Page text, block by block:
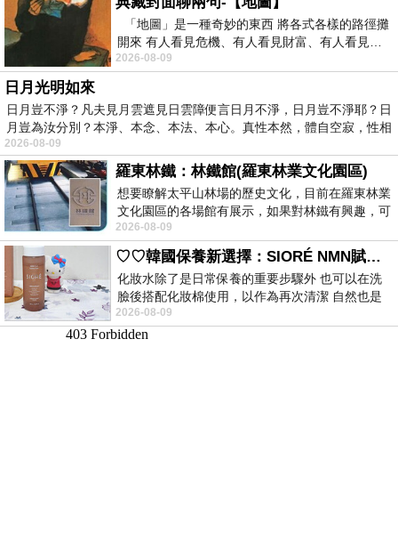
「地圖」是一種奇妙的東西 將各式各樣的路徑攤
開來 有人看見危機、有人看見財富、有人看見…
從中可以發掘出不同的
2026-08-09
日月光明如來
日月豈不淨？凡夫見月雲遮見日雲障便言日月不淨，日月豈不淨耶？日
月豈為汝分別？本淨、本念、本法、本心。真性本然，體自空寂，性相
2026-08-09
羅東林鐵：林鐵館(羅東林業文化園區)
想要瞭解太平山林場的歷史文化，目前在羅東林業
文化園區的各場館有展示，如果對林鐵有興趣，可
以到林鐵館。 這裡展示從山下
2026-08-09
♡♡韓國保養新選擇：SIORÉ NMN賦活泡泡化妝水♡♡
化妝水除了是日常保養的重要步驟外 也可以在洗
臉後搭配化妝棉使用，以作為再次清潔 自然也是
我的保養必備品項 不過，我對於化妝
2026-08-09